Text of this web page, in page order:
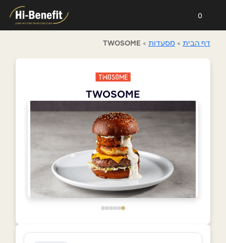
0
דף הבית > מסעדות >
TWOSOME
TWOSOME